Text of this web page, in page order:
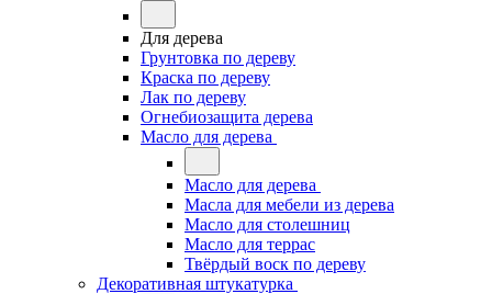
Для дерева
Грунтовка по дереву
Краска по дереву
Лак по дереву
Огнебиозащита дерева
Масло для дерева
Масло для дерева
Масла для мебели из дерева
Масло для столешниц
Масло для террас
Твёрдый воск по дереву
Декоративная штукатурка